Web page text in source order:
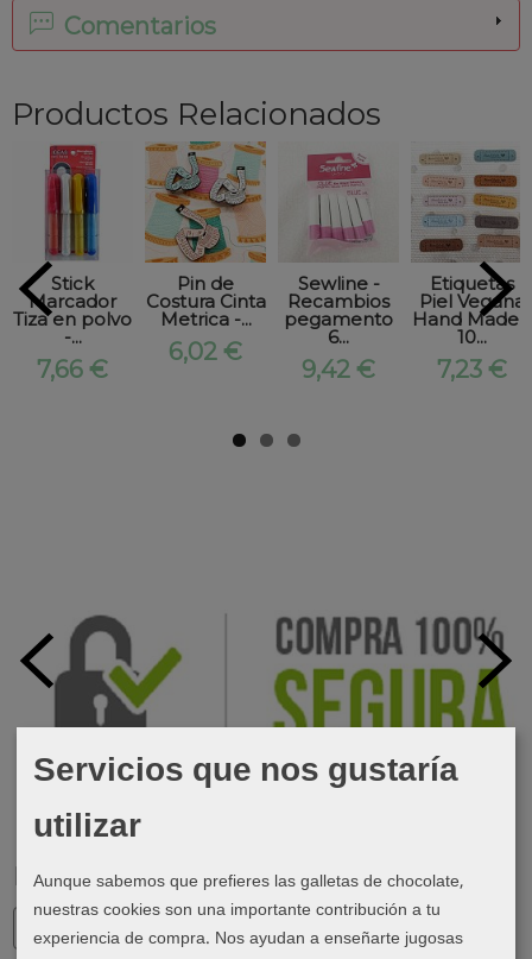
Marcas
Comentarios
Productos Relacionados
Stick
Marcador
Tiza en polvo
-...
7,66 €
Pin de
Costura Cinta
Metrica -...
6,02 €
Sewline -
Recambios
pegamento
6...
9,42 €
Etiquetas
Piel Vegana
Hand Made -
10...
7,23 €
Servicios que nos gustaría
utilizar
Aunque sabemos que prefieres las galletas de chocolate,
nuestras cookies son una importante contribución a tu
experiencia de compra. Nos ayudan a enseñarte jugosas